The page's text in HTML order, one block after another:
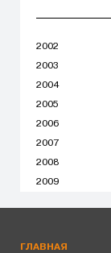
2002
2003
2004
2005
2006
2007
2008
2009
ГЛАВНАЯ